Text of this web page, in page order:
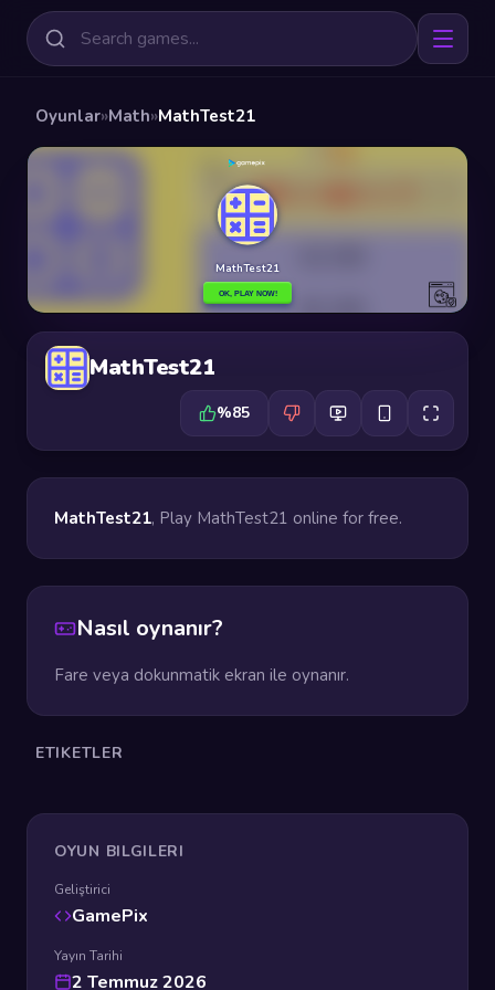
Oyunlar»Math»MathTest21
MathTest21
%85
MathTest21, Play MathTest21 online for free.
Nasıl oynanır?
Fare veya dokunmatik ekran ile oynanır.
ETIKETLER
OYUN BILGILERI
Geliştirici
GamePix
Yayın Tarihi
2 Temmuz 2026